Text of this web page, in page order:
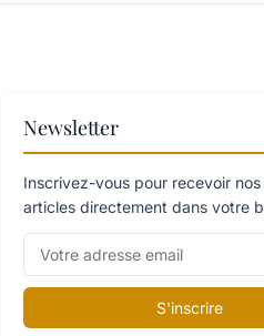
Newsletter
Inscrivez-vous pour recevoir
articles directement dans votre
S'inscrire